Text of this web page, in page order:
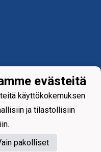
evästeitä
käyttökokemuksen
ja tilastollisiin
pakolliset